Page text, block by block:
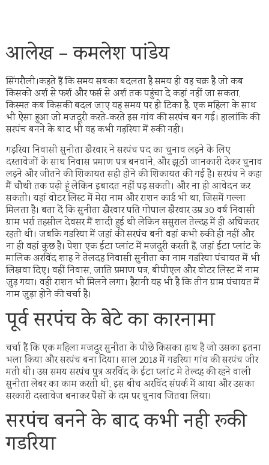
आलेख – कमलेश पांडेय
सिंगरौली।कहते हैं कि समय सबका बदलता है समय ही वह चक्र है जो कब
किसको अर्श से फर्श और फर्स से अर्श तक पहुंचा दे कहां नहीं जा सकता,
किस्मत कब किसकी बदल जाए यह समय पर ही टिका है. एक महिला के साथ
भी ऐसा हुआ जो मजदूरी करते-करते इस गांव की सरपंच बन गई। हालांकि की
सरपंच बनने के बाद भी वह कभी गड़रिया में रुकी नही।
गड़रिया निवासी सुनीता खैरवार ने सरपंच पद का चुनाव लड़ने के लिए
दस्तावेजों के साथ निवास प्रमाण पत्र बनवाने, और झूठी जानकारी देकर चुनाव
लड़ने और जीतने की शिकायत सही होने की शिकायत की गई है। सरपंच ने कहा
मैं चौथी तक पढ़ी हूं लेकिन इबादत नहीं पड़ सकती। और ना ही आवेदन कर
सकती। यहां वोटर लिस्ट में मेरा नाम और राशन कार्ड भी था, जिसमें गल्ला
मिलता है। बता दें कि सुनीता खैरवार पति गोपाल खैरवार उम्र 30 वर्ष निवासी
ग्राम भर्रा तहसील देवसर मैं शादी हुई थी लेकिन ससुराल तेल्दह में ही अधिकतर
रहती थी। जबकि गडरिया में जहां की सरपंच बनी वहां कभी रुकी ही नहीं और
ना ही वहां कुछ है। पेशा एक ईटा प्लांट में मजदूरी करती हैं, जहां ईटा प्लांट के
मालिक अरविंद शाह ने तेलदह निवासी सुनीता का नाम गडरिया पंचायत में भी
लिखवा दिए। वहीं निवास, जाति प्रमाण पत्र, बीपीएल और वोटर लिस्ट में नाम
जुड़ गया। वही राशन भी मिलने लगा। हैरानी यह भी है कि तीन ग्राम पंचायत में
नाम जुड़ा होने की चर्चा है।
पूर्व सरपंच के बेटे का कारनामा
चर्चा हैं कि एक महिला मजदूर सुनीता के पीछे किसका हाथ है जो उसका इतना
भला किया और सरपंच बना दिया। साल 2018 में गडरिया गांव की सरपंच जीर
मती थी। उस समय सरपंच पुत्र अरविंद के ईटा प्लांट मे तेल्दह की रहने वाली
सुनीता लेबर का काम करती थी, इस बीच अरविंद संपर्क में आया और उसका
सरकारी दस्तावेज बनाकर पैसों के दम पर चुनाव जितवा लिया।
सरपंच बनने के बाद कभी नही रूकी
गडरिया